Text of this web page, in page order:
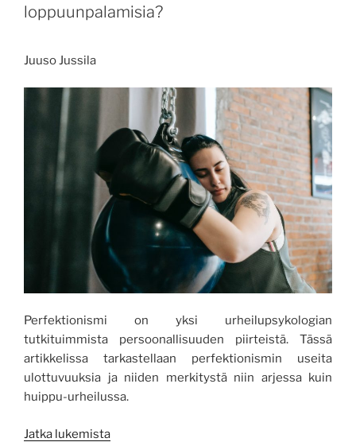
loppuunpalamisia?
Juuso Jussila
Perfektionismi on yksi urheilupsykologian
tutkituimmista persoonallisuuden piirteistä. Tässä
artikkelissa tarkastellaan perfektionismin useita
ulottuvuuksia ja niiden merkitystä niin arjessa kuin
huippu-urheilussa.
Jatka lukemista”Perfektionismi